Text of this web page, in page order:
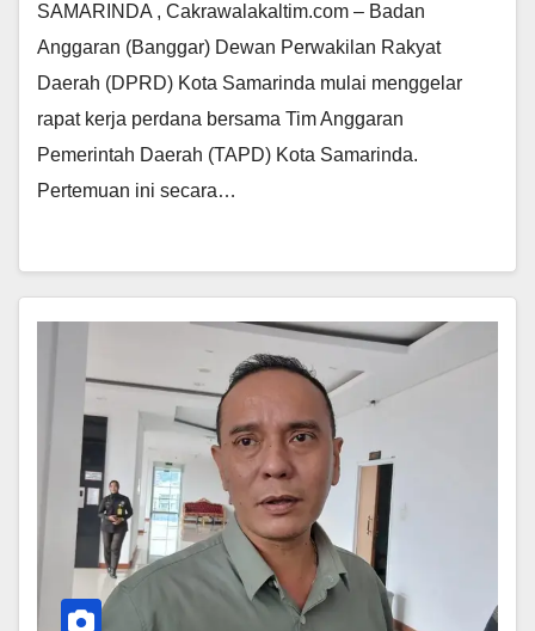
SAMARINDA , Cakrawalakaltim.com – Badan
Anggaran (Banggar) Dewan Perwakilan Rakyat
Daerah (DPRD) Kota Samarinda mulai menggelar
rapat kerja perdana bersama Tim Anggaran
Pemerintah Daerah (TAPD) Kota Samarinda.
Pertemuan ini secara…